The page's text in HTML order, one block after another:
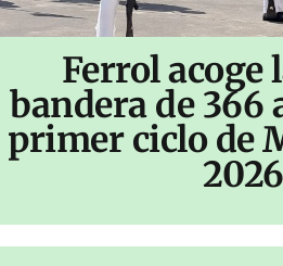
Ferrol acoge
bandera de 366
primer ciclo de
2026